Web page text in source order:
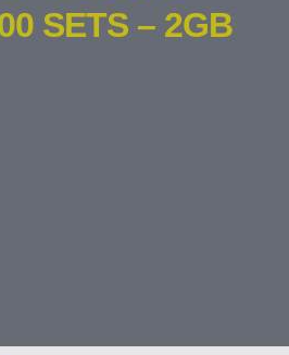
SETS – 2GB